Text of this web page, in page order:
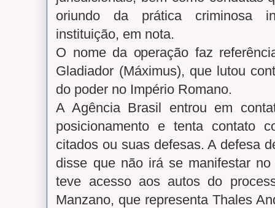
oriundo da prática criminosa
instituição, em nota.
O nome da operação faz
Gladiador (Máximus), que lutou
do poder no Império Romano.
A Agência Brasil entrou em
posicionamento e tenta contato
citados ou suas defesas. A defesa
disse que não irá se manifestar
teve acesso aos autos do
Manzano, que representa Thales